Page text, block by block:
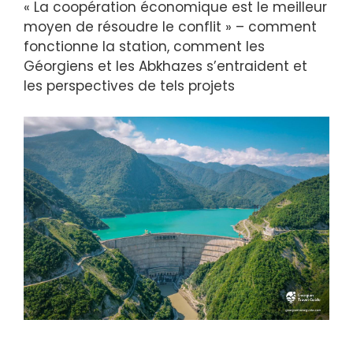
« La coopération économique est le meilleur
moyen de résoudre le conflit » – comment
fonctionne la station, comment les
Géorgiens et les Abkhazes s’entraident et
les perspectives de tels projets